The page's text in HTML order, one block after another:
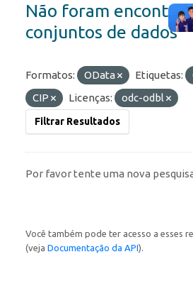
Não foram
conjuntos de dados
Formatos: OData Etiquetas:
CIP
Licenças: odc-odbl
Filtrar Resultados
Por favor tente uma nova
Você também pode ter acesso a esses
(veja Documentação da API).